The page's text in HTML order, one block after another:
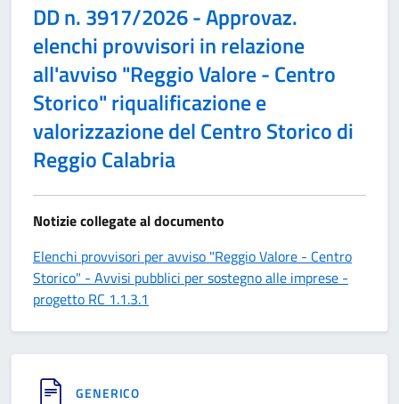
DD n. 3917/2026 - Approvaz.
elenchi provvisori in relazione
all'avviso "Reggio Valore - Centro
Storico" riqualificazione e
valorizzazione del Centro Storico di
Reggio Calabria
Notizie collegate al documento
Elenchi provvisori per avviso "Reggio Valore - Centro
Storico" - Avvisi pubblici per sostegno alle imprese -
progetto RC 1.1.3.1
GENERICO